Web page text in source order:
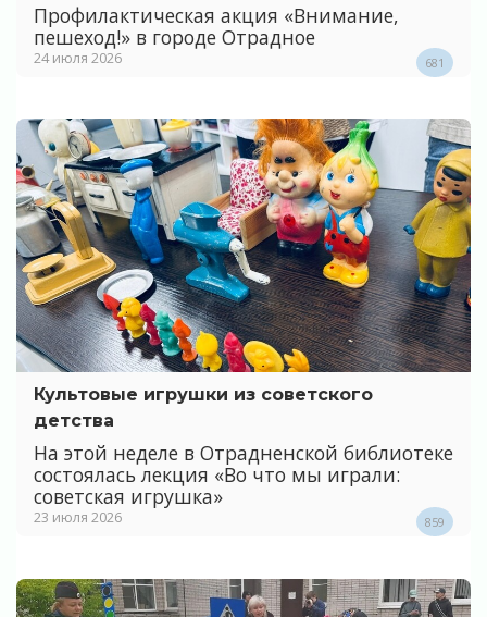
Профилактическая акция «Внимание,
пешеход!» в городе Отрадное
24 июля 2026 681
Культовые игрушки из советского
детства
На этой неделе в Отрадненской библиотеке
состоялась лекция «Во что мы играли:
советская игрушка»
23 июля 2026 859